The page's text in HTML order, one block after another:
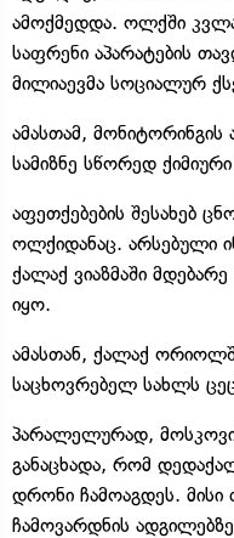
ამოქმედდა. ოლქში
საფრენი აპარატების
მილიაევმა სოციალურ
ამასთამ,
სამიზნე სწორედ
აფეთქებების შესახებ
ოლქიდანაც. არსებული
ქალაქ ვიაზმაში
იყო.
ამასთან, ქალაქ
საცხოვრებელ სახლს
პარალელურად,
განაცხადა, რომ
დრონი ჩამოაგდეს. მისი
ჩამოვარდნის ადგილებზე